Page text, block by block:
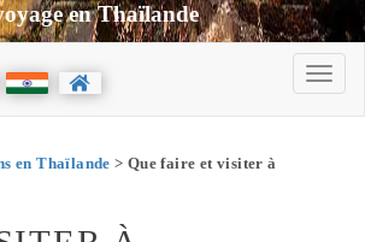
en Thaïlande
en Thaïlande > Que faire et visiter à